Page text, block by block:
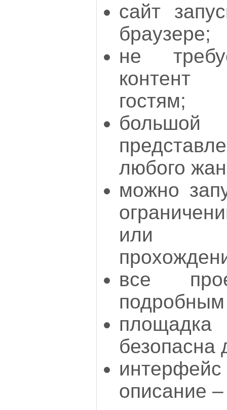
сайт
браузере;
не
контент
гостям;
любого
можно
или
все
безопасна
интерфейс
описание